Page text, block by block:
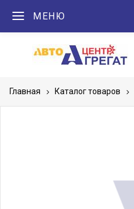
МЕНЮ
Главная Каталог товаров